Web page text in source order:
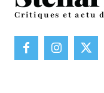
Critiques et actu